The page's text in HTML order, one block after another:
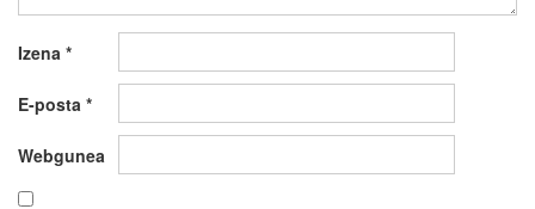
Izena *
E-posta *
Webgunea